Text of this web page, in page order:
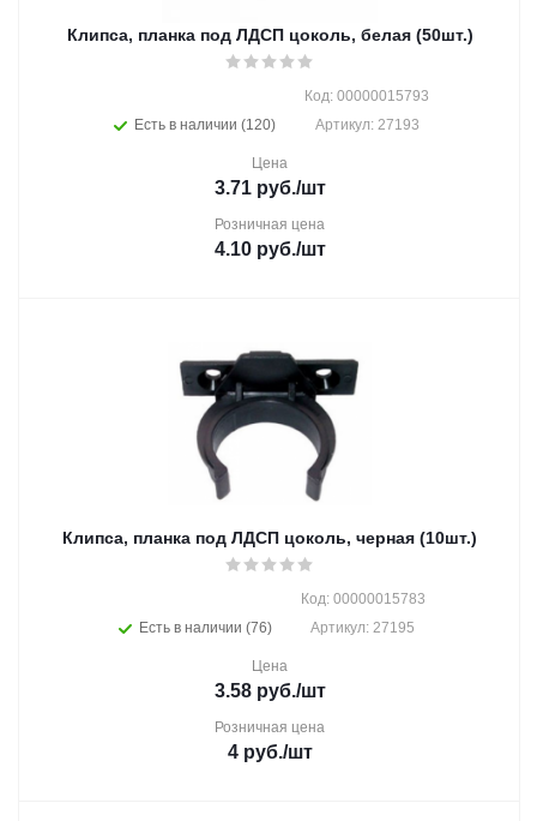
Клипса, планка под ЛДСП цоколь, белая (50шт.)
Есть в наличии (120)
Код: 00000015793
Артикул: 27193
Цена
3.71руб./шт
Розничная цена
4.10руб./шт
Клипса, планка под ЛДСП цоколь, черная (10шт.)
Есть в наличии (76)
Код: 00000015783
Артикул: 27195
Цена
3.58руб./шт
Розничная цена
4руб./шт